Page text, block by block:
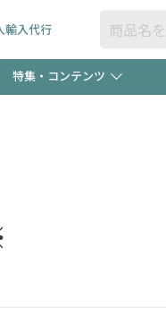
輸入代行
特集・コンテンツ
今すぐ使えるクーポンプ